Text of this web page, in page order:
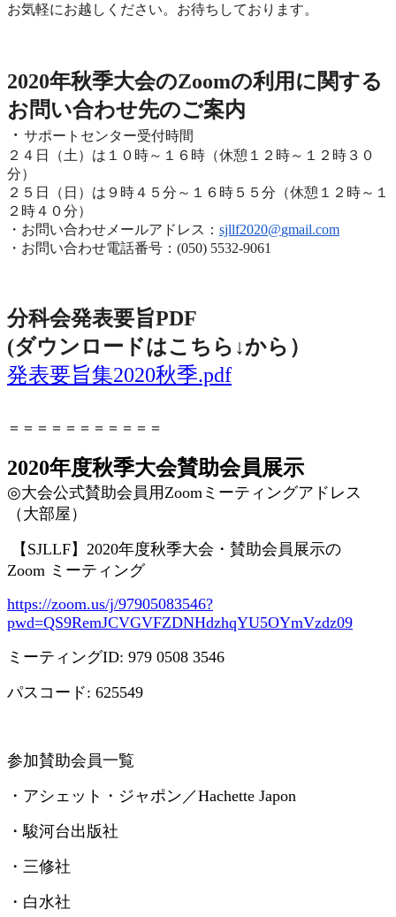
お気軽にお越しください。お待ちしております。
2020年秋季大会のZoomの利用に関する
お問い合わせ先のご案内
・ サポートセンター受付時間
２４日（土）は１０時～１６時（休憩１２時～１２時３０
分）
２５日（日）は９時４５分～１６時５５分（休憩１２時～ １
２時４０分）
・お問い合わせメールアドレス： sjllf2020@gmail.com
・お問い合わせ電話番号：(050) 5532-9061
分科会発表要旨PDF
(ダウンロードはこちら↓から ）
発表要旨集2020秋季.pdf
＝＝＝＝＝＝＝＝＝＝＝
2020年度秋季大会賛助会員展示
◎大会公式賛助会員用Zoom ミーティングアドレス
（大部屋）
【 SJLLF】 2020年度秋季大会・賛助会員展示の
Zoom ミーティング
https://zoom.us/j/97905083546?
pwd=QS9RemJCVGVFZDNHdzhqYU5OYmVzdz09
ミーティングID: 979 0508 3546
パスコード: 625549
参加賛助会員一覧
・アシェット・ジャポン／Hachette Japon
・駿河台出版社
・三修社
・白水社